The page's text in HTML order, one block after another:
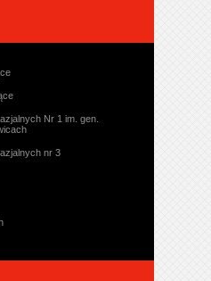
Nr 1 im. gen.
nr 3